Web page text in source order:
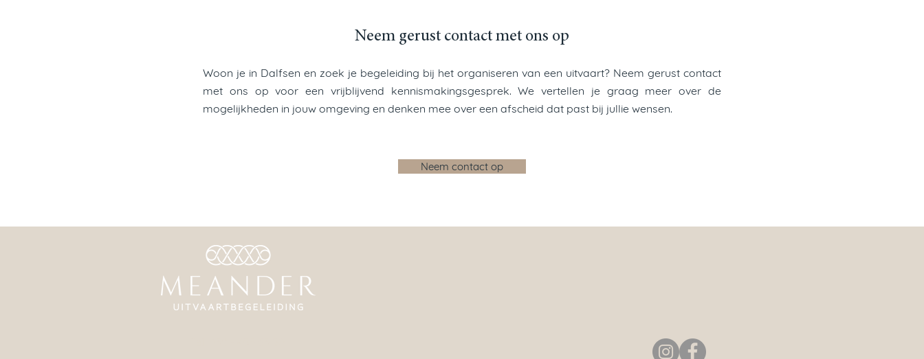
Neem gerust contact met ons op
Woon je in Dalfsen en zoek je begeleiding bij het organiseren van een uitvaart? Neem gerust contact
met ons op voor een vrijblijvend kennismakingsgesprek. We vertellen je graag meer over de
mogelijkheden in jouw omgeving en denken mee over een afscheid dat past bij jullie wensen.
Neem contact op